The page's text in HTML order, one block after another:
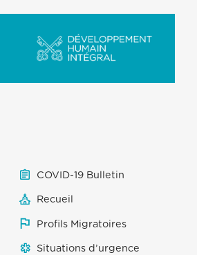
COVID-19 Bulletin
Recueil
Profils Migratoires
Situations d’urgence